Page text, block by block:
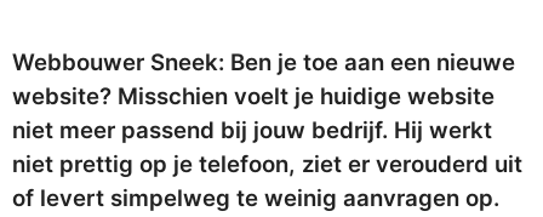
Webbouwer Sneek: Ben je toe aan een nieuwe
website? Misschien voelt je huidige website
niet meer passend bij jouw bedrijf. Hij werkt
niet prettig op je telefoon, ziet er verouderd uit
of levert simpelweg te weinig aanvragen op.